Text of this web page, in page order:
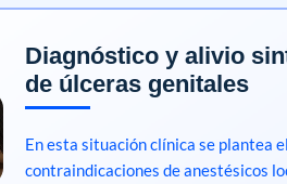
Diagnóstico y alivio
de úlceras genitales
En esta situación clínica se plantea
contraindicaciones de anestésicos